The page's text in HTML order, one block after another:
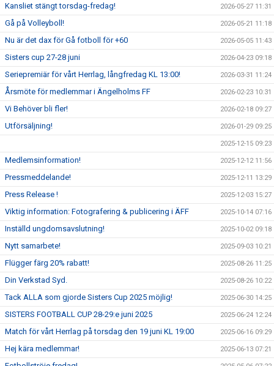
Kansliet stängt torsdag-fredag! 2026-05-27 11:31
Gå på Volleyboll! 2026-05-21 11:18
Nu är det dax för Gå fotboll för +60 2026-05-05 11:43
Sisters cup 27-28 juni 2026-04-23 09:18
Seriepremiär för vårt Herrlag, långfredag KL 13:00! 2026-03-31 11:24
Årsmöte för medlemmar i Ängelholms FF 2026-02-23 10:31
Vi Behöver bli fler! 2026-02-18 09:27
Utförsäljning! 2026-01-29 09:25
2025-12-15 09:23
Medlemsinformation! 2025-12-12 11:56
Pressmeddelande! 2025-12-11 13:29
Press Release ! 2025-12-03 15:27
Viktig information: Fotografering & publicering i ÄFF 2025-10-14 07:16
Inställd ungdomsavslutning! 2025-10-02 09:18
Nytt samarbete! 2025-09-03 10:21
Flügger färg 20% rabatt! 2025-08-26 11:25
Din Verkstad Syd. 2025-08-26 10:22
Tack ALLA som gjorde Sisters Cup 2025 möjlig! 2025-06-30 14:25
SISTERS FOOTBALL CUP 28-29:e juni 2025 2025-06-24 12:24
Match för vårt Herrlag på torsdag den 19 juni KL 19:00 2025-06-16 09:29
Hej kära medlemmar! 2025-06-13 07:21